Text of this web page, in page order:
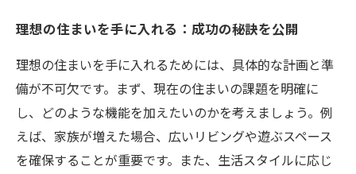
理想の住まいを手に入れる：成功の秘訣を公開
理想の住まいを手に入れるためには、具体的な計画と準
備が不可欠です。まず、現在の住まいの課題を明確に
し、どのような機能を加えたいのかを考えましょう。例
えば、家族が増えた場合、広いリビングや遊ぶスペース
を確保することが重要です。また、生活スタイルに応じ